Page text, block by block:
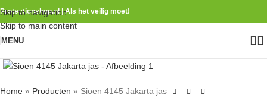
Skip to navigation
Skip to main content
Protectionshop.nl | Als het veilig moet!
MENU
Home » Producten » Sioen 4145 Jakarta jas